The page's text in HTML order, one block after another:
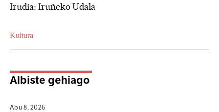
Irudia: Iruñeko Udala
Kultura
Albiste gehiago
Abu 8,2026